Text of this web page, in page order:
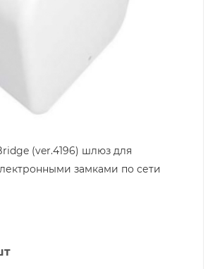
(ver.4196) шлюз для
замками по сети